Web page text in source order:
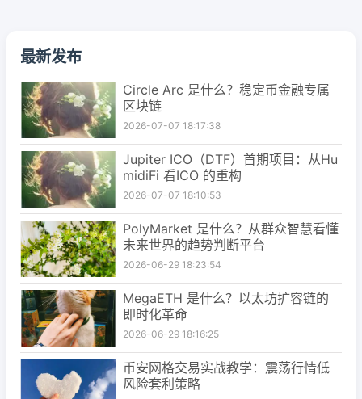
最新发布
Circle Arc 是什么？稳定币金融专属
区块链
2026-07-07 18:17:38
Jupiter ICO（DTF）首期项目：从Hu
midiFi 看ICO 的重构
2026-07-07 18:10:53
PolyMarket 是什么？从群众智慧看懂
未来世界的趋势判断平台
2026-06-29 18:23:54
MegaETH 是什么？以太坊扩容链的
即时化革命
2026-06-29 18:16:25
币安网格交易实战教学：震荡行情低
风险套利策略